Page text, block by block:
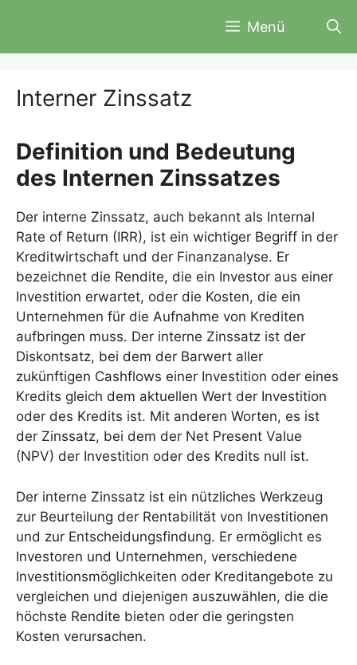
Menü
Interner Zinssatz
Definition und Bedeutung
des Internen Zinssatzes
Der interne Zinssatz, auch bekannt als Internal
Rate of Return (IRR), ist ein wichtiger Begriff in der
Kreditwirtschaft und der Finanzanalyse. Er
bezeichnet die Rendite, die ein Investor aus einer
Investition erwartet, oder die Kosten, die ein
Unternehmen für die Aufnahme von Krediten
aufbringen muss. Der interne Zinssatz ist der
Diskontsatz, bei dem der Barwert aller
zukünftigen Cashflows einer Investition oder eines
Kredits gleich dem aktuellen Wert der Investition
oder des Kredits ist. Mit anderen Worten, es ist
der Zinssatz, bei dem der Net Present Value
(NPV) der Investition oder des Kredits null ist.
Der interne Zinssatz ist ein nützliches Werkzeug
zur Beurteilung der Rentabilität von Investitionen
und zur Entscheidungsfindung. Er ermöglicht es
Investoren und Unternehmen, verschiedene
Investitionsmöglichkeiten oder Kreditangebote zu
vergleichen und diejenigen auszuwählen, die die
höchste Rendite bieten oder die geringsten
Kosten verursachen.